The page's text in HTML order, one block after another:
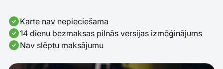
Karte nav nepieciešama
14 dienu bezmaksas pilnās versijas izmēģinājums
Nav slēptu maksājumu